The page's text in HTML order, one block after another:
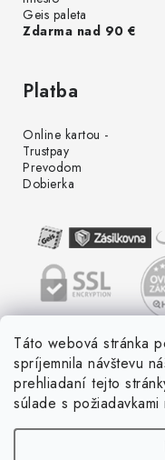
Táto webová stránka
spríjemnila návštevu
prehliadaní tejto
súlade s požiadavkami
Geis paleta
Zdarma nad 90 €
Platba
Online kartou -
Trustpay
Prevodom
Dobierka